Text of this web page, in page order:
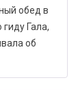
обед в
Гала,
об